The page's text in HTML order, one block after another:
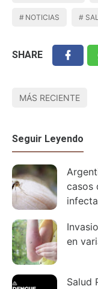
NOTICIAS
SHARE
MÁS RECIENTE
Seguir Leyendo
casos
en
Salud